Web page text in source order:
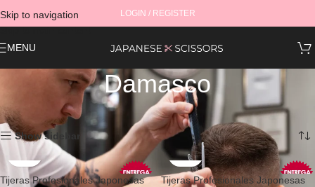
Skip to navigation
Skip to main content
LOGIN / REGISTER
MENU
Damasco
Mostrando los 8 resultados
Show sidebar
Tijeras Profesionales Japonesas
Tijeras Profesionales Japonesas